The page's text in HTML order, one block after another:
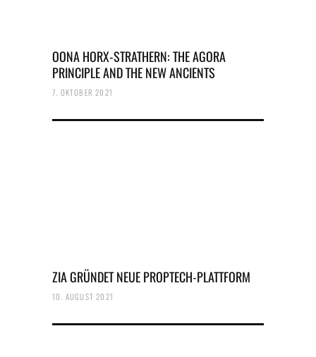
OONA HORX-STRATHERN: THE AGORA
PRINCIPLE AND THE NEW ANCIENTS
7. OKTOBER 2021
ZIA GRÜNDET NEUE PROPTECH-PLATTFORM
10. AUGUST 2021